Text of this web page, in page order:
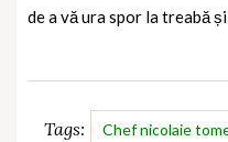
de a vă ura spor la treabă
Tags: Chef nicolaie